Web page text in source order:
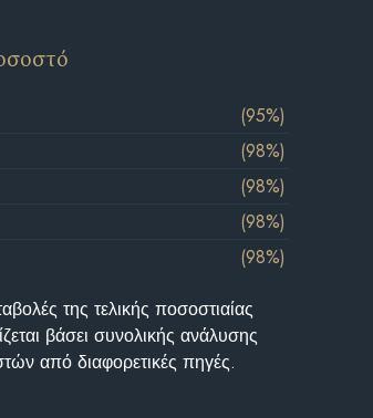
(95%)
(98%)
(98%)
(98%)
(98%)
της τελικής ποσοστιαίας
βάσει συνολικής ανάλυσης
από διαφορετικές πηγές.